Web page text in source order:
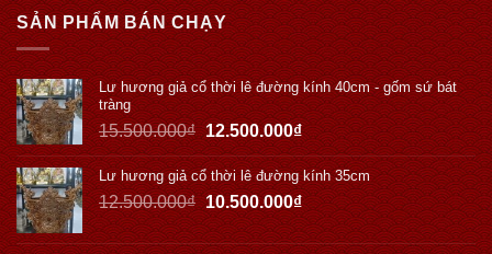
SẢN PHẨM BÁN CHẠY
Lư hương giả cổ thời lê đường kính 40cm - gốm sứ bát
tràng
15.500.000₫ 12.500.000₫
Lư hương giả cổ thời lê đường kính 35cm
12.500.000₫ 10.500.000₫